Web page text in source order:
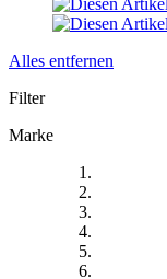
Alles entfernen
Filter
Marke